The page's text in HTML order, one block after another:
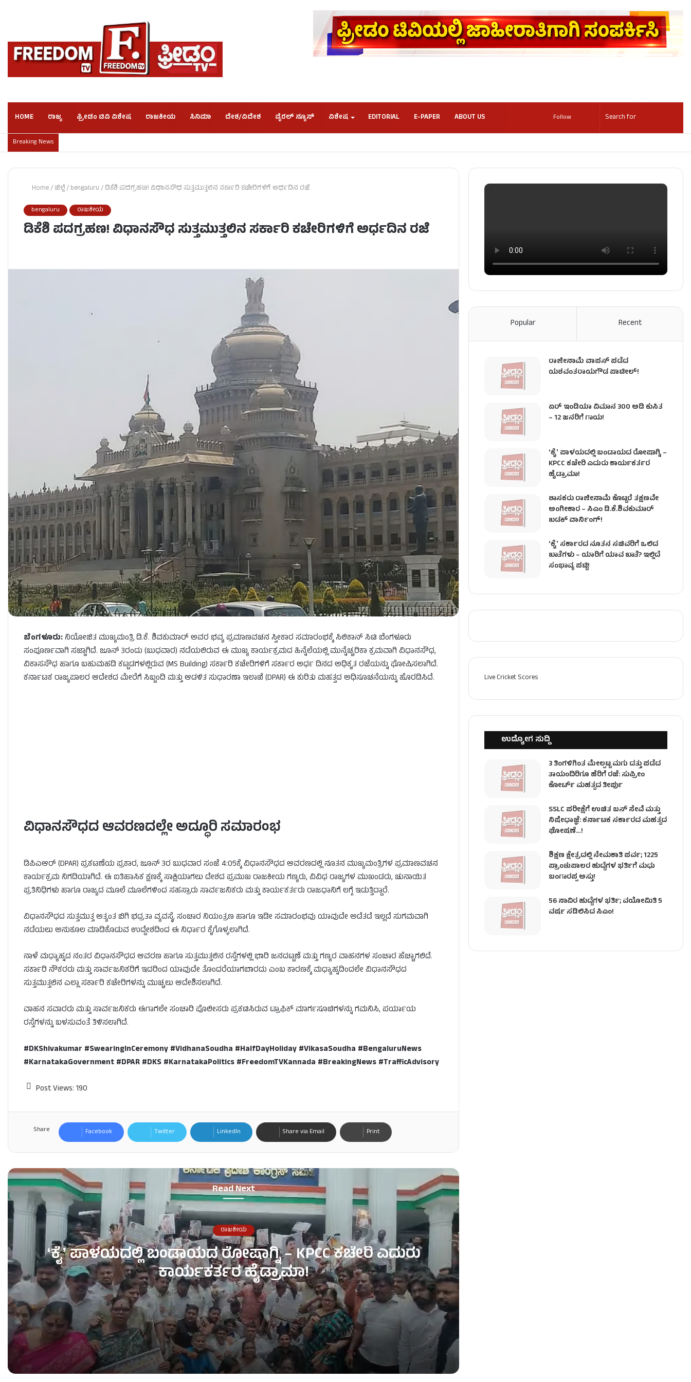
HOME ರಾಜ್ಯ ಫ್ರೀಡಂ ಟಿವಿ ವಿಶೇಷ ರಾಜಕೀಯ ಸಿನಿಮಾ ದೇಶ/ವಿದೇಶ ವೈರಲ್ ನ್ಯೂಸ್ ವಿಶೇಷ EDITORIAL E-PAPER ABOUT US Follow
Breaking News
Home/ಜಿಲ್ಲೆ/bengaluru/ಡಿಕೆಶಿ ಪದಗ್ರಹಣ! ವಿಧಾನಸೌಧ ಸುತ್ತಮುತ್ತಲಿನ ಸರ್ಕಾರಿ ಕಚೇರಿಗಳಿಗೆ ಅರ್ಧದಿನ ರಜೆ
bengaluru ರಾಜಕೀಯ
ಡಿಕೆಶಿ ಪದಗ್ರಹಣ! ವಿಧಾನಸೌಧ ಸುತ್ತಮುತ್ತಲಿನ ಸರ್ಕಾರಿ ಕಚೇರಿಗಳಿಗೆ ಅರ್ಧದಿನ ರಜೆ
ಬೆಂಗಳೂರು:ನಿಯೋಜಿತ ಮುಖ್ಯಮಂತ್ರಿ ಡಿ.ಕೆ. ಶಿವಕುಮಾರ್ ಅವರ ಭವ್ಯ ಪ್ರಮಾಣವಚನ ಸ್ವೀಕಾರ ಸಮಾರಂಭಕ್ಕೆ ಸಿಲಿಕಾನ್ ಸಿಟಿ ಬೆಂಗಳೂರು
ಸಂಪೂರ್ಣವಾಗಿ ಸಜ್ಜಾಗಿದೆ. ಜೂನ್ 3ರಂದು (ಬುಧವಾರ) ನಡೆಯಲಿರುವ ಈ ಮುಖ್ಯ ಕಾರ್ಯಕ್ರಮದ ಹಿನ್ನೆಲೆಯಲ್ಲಿ ಮುನ್ನೆಚ್ಚರಿಕಾ ಕ್ರಮವಾಗಿ ವಿಧಾನಸೌಧ,
ವಿಕಾಸಸೌಧ ಹಾಗೂ ಬಹುಮಹಡಿ ಕಟ್ಟಡಗಳಲ್ಲಿರುವ (MS Building) ಸರ್ಕಾರಿ ಕಚೇರಿಗಳಿಗೆ ಸರ್ಕಾರ ಅರ್ಧ ದಿನದ ಅಧಿಕೃತ ರಜೆಯನ್ನು ಘೋಷಿಸಲಾಗಿದೆ.
ಕರ್ನಾಟಕ ರಾಜ್ಯಪಾಲರ ಆದೇಶದ ಮೇರೆಗೆ ಸಿಬ್ಬಂದಿ ಮತ್ತು ಆಡಳಿತ ಸುಧಾರಣಾ ಇಲಾಖೆ (DPAR) ಈ ಕುರಿತು ಮಹತ್ವದ ಅಧಿಸೂಚನೆಯನ್ನು ಹೊರಡಿಸಿದೆ.
ವಿಧಾನಸೌಧದ ಆವರಣದಲ್ಲೇ ಅದ್ಧೂರಿ ಸಮಾರಂಭ
ಡಿಪಿಎಆರ್ (DPAR) ಪ್ರಕಟಣೆಯ ಪ್ರಕಾರ, ಜೂನ್ 3ರ ಬುಧವಾರ ಸಂಜೆ 4:05ಕ್ಕೆ ವಿಧಾನಸೌಧದ ಆವರಣದಲ್ಲಿ ನೂತನ ಮುಖ್ಯಮಂತ್ರಿಗಳ ಪ್ರಮಾಣವಚನ
ಕಾರ್ಯಕ್ರಮ ನಿಗದಿಯಾಗಿದೆ. ಈ ಐತಿಹಾಸಿಕ ಕ್ಷಣಕ್ಕೆ ಸಾಕ್ಷಿಯಾಗಲು ದೇಶದ ಪ್ರಮುಖ ರಾಜಕೀಯ ಗಣ್ಯರು, ವಿವಿಧ ರಾಜ್ಯಗಳ ಮುಖಂಡರು, ಚುನಾಯಿತ
ಪ್ರತಿನಿಧಿಗಳು ಹಾಗೂ ರಾಜ್ಯದ ಮೂಲೆ ಮೂಲೆಗಳಿಂದ ಸಹಸ್ರಾರು ಸಾರ್ವಜನಿಕರು ಮತ್ತು ಕಾರ್ಯಕರ್ತರು ರಾಜಧಾನಿಗೆ ಲಗ್ಗೆ ಇಡುತ್ತಿದ್ದಾರೆ.
ವಿಧಾನಸೌಧದ ಸುತ್ತಮುತ್ತ ಅತ್ಯಂತ ಬಿಗಿ ಭದ್ರತಾ ವ್ಯವಸ್ಥೆ, ಸಂಚಾರ ನಿಯಂತ್ರಣ ಹಾಗೂ ಇಡೀ ಸಮಾರಂಭವು ಯಾವುದೇ ಅಡೆತಡೆ ಇಲ್ಲದೆ ಸುಗಮವಾಗಿ
ನಡೆಯಲು ಅನುಕೂಲ ಮಾಡಿಕೊಡುವ ಉದ್ದೇಶದಿಂದ ಈ ನಿರ್ಧಾರ ಕೈಗೊಳ್ಳಲಾಗಿದೆ.
ನಾಳೆ ಮಧ್ಯಾಹ್ನದ ನಂತರ ವಿಧಾನಸೌಧದ ಆವರಣ ಹಾಗೂ ಸುತ್ತಮುತ್ತಲಿನ ರಸ್ತೆಗಳಲ್ಲಿ ಭಾರಿ ಜನದಟ್ಟಣೆ ಮತ್ತು ಗಣ್ಯರ ವಾಹನಗಳ ಸಂಚಾರ ಹೆಚ್ಚಾಗಲಿದೆ.
ಸರ್ಕಾರಿ ನೌಕರರು ಮತ್ತು ಸಾರ್ವಜನಿಕರಿಗೆ ಇದರಿಂದ ಯಾವುದೇ ತೊಂದರೆಯಾಗಬಾರದು ಎಂಬ ಕಾರಣಕ್ಕೆ ಮಧ್ಯಾಹ್ನದಿಂದಲೇ ವಿಧಾನಸೌಧದ
ಸುತ್ತಮುತ್ತಲಿನ ಎಲ್ಲಾ ಸರ್ಕಾರಿ ಕಚೇರಿಗಳನ್ನು ಮುಚ್ಚಲು ಆದೇಶಿಸಲಾಗಿದೆ.
ವಾಹನ ಸವಾರರು ಮತ್ತು ಸಾರ್ವಜನಿಕರು ಈಗಾಗಲೇ ಸಂಚಾರಿ ಪೊಲೀಸರು ಪ್ರಕಟಿಸಿರುವ ಟ್ರಾಫಿಕ್ ಮಾರ್ಗಸೂಚಿಗಳನ್ನು ಗಮನಿಸಿ, ಪರ್ಯಾಯ
ರಸ್ತೆಗಳನ್ನು ಬಳಸುವಂತೆ ತಿಳಿಸಲಾಗಿದೆ.
#DKShivakumar #SwearingInCeremony #VidhanaSoudha #HalfDayHoliday #VikasaSoudha #BengaluruNews
#KarnatakaGovernment #DPAR #DKS #KarnatakaPolitics #FreedomTVKannada #BreakingNews #TrafficAdvisory
Post Views: 190
Share Facebook Twitter LinkedIn Share via Email Print
Read Next
ರಾಜಕೀಯ
ʻಕೈʼ​ ಪಾಳಯದಲ್ಲಿ ಬಂಡಾಯದ ರೋಷಾಗ್ನಿ – KPCC ಕಚೇರಿ ಎದುರು
ಕಾರ್ಯಕರ್ತರ ಹೈಡ್ರಾಮಾ!
ʻಕೈʼ​ ಪಾಳಯದಲ್ಲಿ ಬಂಡಾಯದ ರೋಷಾಗ್ನಿ – KPCC ಕಚೇರಿ ಎದುರು ಕಾರ್ಯಕರ್ತರ ಹೈಡ್ರಾಮಾ!
Popular Recent
ರಾಜೀನಾಮೆ ವಾಪಸ್ ಪಡೆದ
ಯಶವಂತರಾಯಗೌಡ ಪಾಟೀಲ್‌!
ಏರ್ ಇಂಡಿಯಾ ವಿಮಾನ 300 ಅಡಿ ಕುಸಿತ
– 12 ಜನರಿಗೆ ಗಾಯ!
ʻಕೈʼ​ ಪಾಳಯದಲ್ಲಿ ಬಂಡಾಯದ ರೋಷಾಗ್ನಿ –
KPCC ಕಚೇರಿ ಎದುರು ಕಾರ್ಯಕರ್ತರ
ಹೈಡ್ರಾಮಾ!
ಶಾಸಕರು ರಾಜೀನಾಮೆ ಕೊಟ್ಟರೆ ತಕ್ಷಣವೇ
ಅಂಗೀಕಾರ – ಸಿಎಂ ಡಿ.ಕೆ.ಶಿವಕುಮಾರ್
ಖಡಕ್ ವಾರ್ನಿಂಗ್!
ʻಕೈʼ ಸರ್ಕಾರದ ನೂತನ ಸಚಿವರಿಗೆ ಒಲಿದ
ಖಾತೆಗಳು – ಯಾರಿಗೆ ಯಾವ ಖಾತೆ? ಇಲ್ಲಿದೆ
ಸಂಭಾವ್ಯ ಪಟ್ಟಿ!
Live Cricket Scores
ಉದ್ಯೋಗ ಸುದ್ದಿ
3 ತಿಂಗಳಿಗಿಂತ ಮೇಲ್ಪಟ್ಟ ಮಗು ದತ್ತು ಪಡೆದ
ತಾಯಂದಿರಿಗೂ ಹೆರಿಗೆ ರಜೆ: ಸುಪ್ರೀಂ
ಕೋರ್ಟ್ ಮಹತ್ವದ ತೀರ್ಪು
SSLC ಪರೀಕ್ಷೆಗೆ ಉಚಿತ ಬಸ್ ಸೇವೆ ಮತ್ತು
ನಿಷೇಧಾಜ್ಞೆ: ಕರ್ನಾಟಕ ಸರ್ಕಾರದ ಮಹತ್ವದ
ಘೋಷಣೆ…!
ಶಿಕ್ಷಣ ಕ್ಷೇತ್ರದಲ್ಲಿ ನೇಮಕಾತಿ ಪರ್ವ; 1225
ಪ್ರಾಂಶುಪಾಲರ ಹುದ್ದೆಗಳ ಭರ್ತಿಗೆ ಮಧು
ಬಂಗಾರಪ್ಪ ಅಸ್ತು!
56 ಸಾವಿರ ಹುದ್ದೆಗಳ ಭರ್ತಿ; ವಯೋಮಿತಿ 5
ವರ್ಷ ಸಡಿಲಿಸಿದ ಸಿಎಂ!